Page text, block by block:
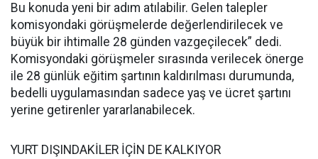
Bu konuda yeni bir adım atılabilir. Gelen talepler
komisyondaki görüşmelerde değerlendirilecek ve
büyük bir ihtimalle 28 günden vazgeçilecek” dedi.
Komisyondaki görüşmeler sırasında verilecek önerge
ile 28 günlük eğitim şartının kaldırılması durumunda,
bedelli uygulamasından sadece yaş ve ücret şartını
yerine getirenler yararlanabilecek.
YURT DIŞINDAKİLER İÇİN DE KALKIYOR